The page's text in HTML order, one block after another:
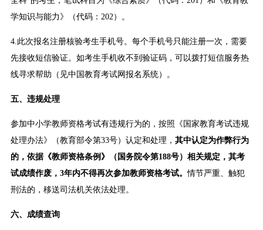
学知识与能力》（代码：202）。
4.此次报名注册核验考生手机号。每个手机号只能注册一次，需要
先接收短信验证。如考生手机收不到验证码，可以拨打短信服务热
线寻求帮助（见中国教育考试网报名系统）。
五、违规处理
参加中小学教师资格考试有违规行为的，按照《国家教育考试违规
处理办法》（教育部令第33号）认定和处理， 其中认定为作弊行为
的，依据《教师资格条例》（国务院令第188号）相关规定，其考
试成绩作废，3年内不得再次参加教师资格考试。情节严重、触犯
刑法的，移送司法机关依法处理。
六、成绩查询